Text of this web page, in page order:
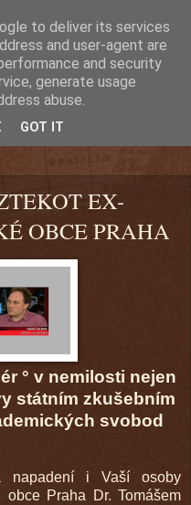
EX-
OBCE PRAHA
° v nemilosti nejen
státním zkušebním
svobod
napadení i Vaší osoby
obce Praha Dr. Tomášem
to deliver its services
and user-agent are
and security
generate usage
abuse.
GOT IT